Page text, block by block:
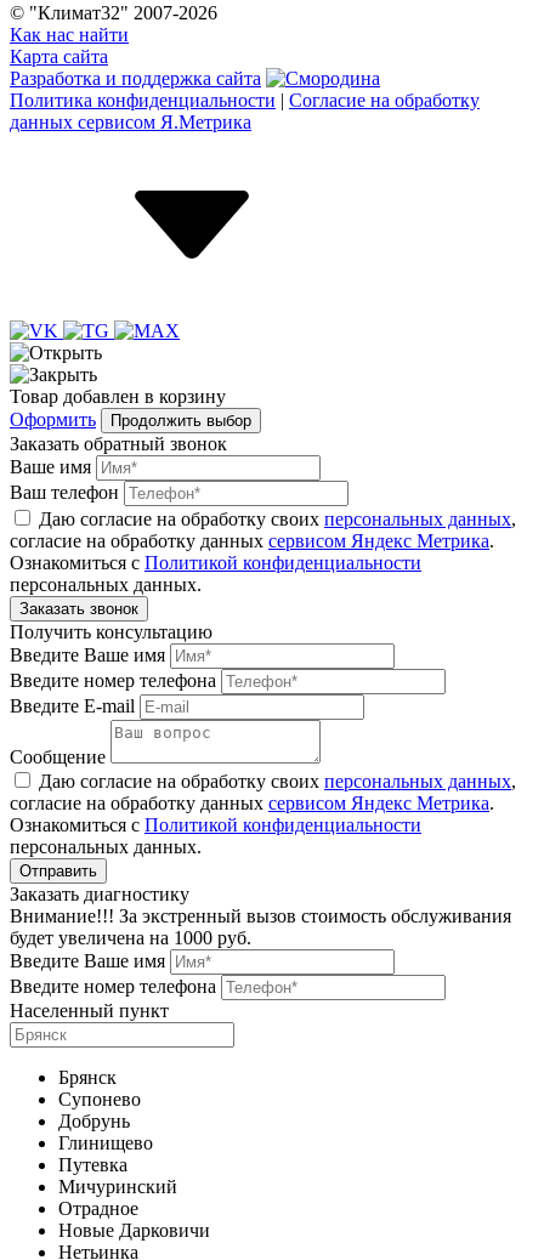
© "Климат32" 2007-2026
Как нас найти
Карта сайта
Разработка и поддержка сайта
Политика конфиденциальности | Согласие на обработку
данных сервисом Я.Метрика
Товар добавлен в корзину
Оформить
Продолжить выбор
Заказать обратный звонок
Ваше имя
Ваш телефон
Даю согласие на обработку своих персональных данных,
согласие на обработку данных сервисом Яндекс Метрика.
Ознакомиться с Политикой конфиденциальности
персональных данных.
Получить консультацию
Введите Ваше имя
Введите номер телефона
Введите E-mail
Сообщение
Даю согласие на обработку своих персональных данных,
согласие на обработку данных сервисом Яндекс Метрика.
Ознакомиться с Политикой конфиденциальности
персональных данных.
Заказать диагностику
Внимание!!! За экстренный вызов стоимость обслуживания
будет увеличена на 1000 руб.
Введите Ваше имя
Введите номер телефона
Населенный пункт
Брянск
Супонево
Добрунь
Глинищево
Путевка
Мичуринский
Отрадное
Новые Дарковичи
Нетьинка